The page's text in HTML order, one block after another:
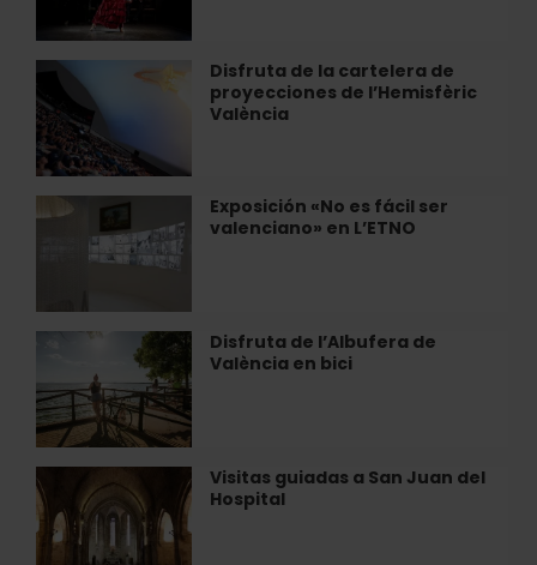
salas
mejor
flamenco
València
Disfruta de la cartelera de
proyecciones de l’Hemisfèric
València
Disfruta
de
la
cartelera
de
proyecciones
de
l’Hemisfèric
Exposición «No es fácil ser
valenciano» en L’ETNO
Exposición
ser
valenciano»
L’ETNO
Disfruta de l’Albufera de
València en bici
l’Albufera
de
València
en
bici
Visitas guiadas a San Juan del
Hospital
Visitas
guiadas
a